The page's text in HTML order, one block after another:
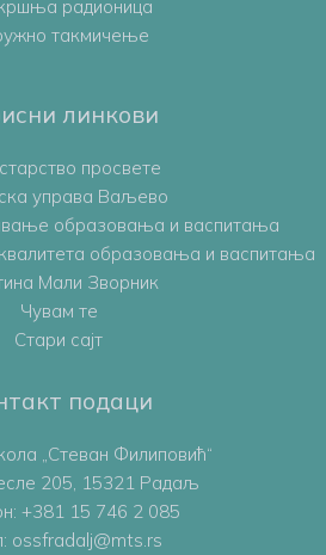
радионица
такмичење
линкови
просвете
управа Ваљево
образовања и васпитања
образовања и васпитања
Мали Зворник
Чувам те
Стари сајт
подаци
„Стеван Филиповић“
205, 15321 Радаљ
+381 15 746 2 085
ossfradalj@mts.rs